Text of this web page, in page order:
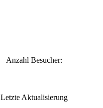
Anzahl Besucher:
Letzte Aktualisierung